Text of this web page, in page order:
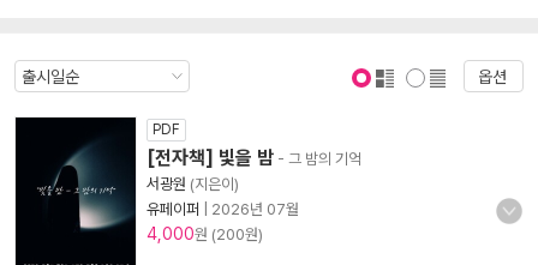
옵션
PDF
[전자책] 빛을 밤 - 그 밤의 기억
서광원 (지은이)
유페이퍼
2026년 07월
4,000원 (200원)